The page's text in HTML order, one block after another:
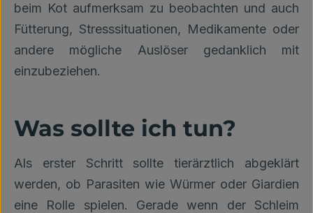
beim Kot aufmerksam zu beobachten und auch
Fütterung, Stresssituationen, Medikamente oder
andere mögliche Auslöser gedanklich mit
einzubeziehen.
Was sollte ich tun?
Als erster Schritt sollte tierärztlich abgeklärt
werden, ob Parasiten wie Würmer oder Giardien
eine Rolle spielen. Gerade wenn der Schleim